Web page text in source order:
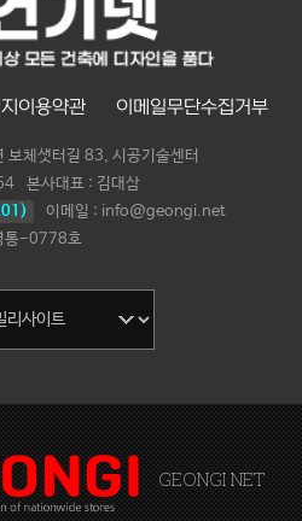
이용약관 이메일무단수집거부
보체샛터길 83, 시공기술센터
본사대표 : 김대삼
이메일 : info@geongi.net
통-0778호
GEONGI NET